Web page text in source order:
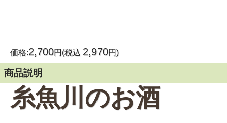
価格:2,700円(税込 2,970円)
商品説明
糸魚川のお酒